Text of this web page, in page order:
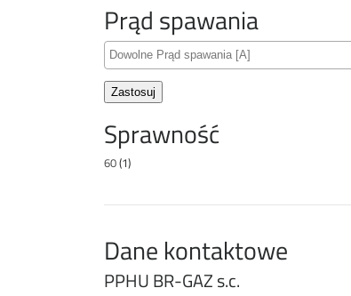
Prąd spawania
Zastosuj
Sprawność
60(1)
Dane kontaktowe
PPHU BR-GAZ s.c.